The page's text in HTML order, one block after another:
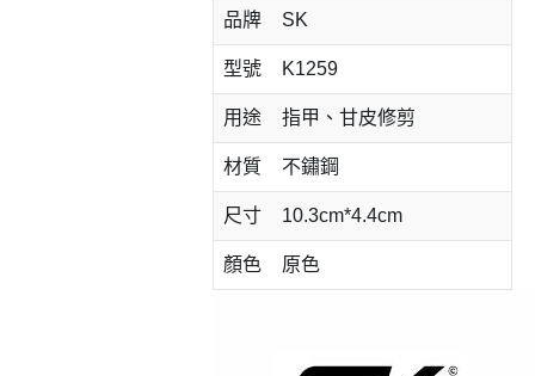
品牌 SK
型號 K1259
用途 指甲、甘皮修剪
材質 不鏽鋼
尺寸 10.3cm*4.4cm
顏色 原色